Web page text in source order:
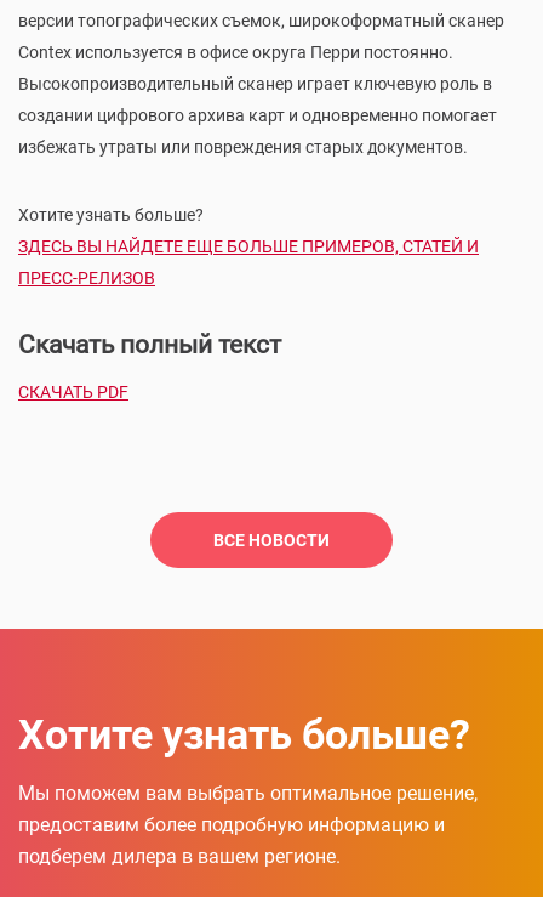
версии топографических съемок, широкоформатный сканер
Contex используется в офисе округа Перри постоянно.
Высокопроизводительный сканер играет ключевую роль в
создании цифрового архива карт и одновременно помогает
избежать утраты или повреждения старых документов.
Хотите узнать больше?
ЗДЕСЬ ВЫ НАЙДЕТЕ ЕЩЕ БОЛЬШЕ ПРИМЕРОВ, СТАТЕЙ И
ПРЕСС-РЕЛИЗОВ
Скачать полный текст
СКАЧАТЬ PDF
ВСЕ НОВОСТИ
Хотите узнать больше?
Мы поможем вам выбрать оптимальное решение,
предоставим более подробную информацию и
подберем дилера в вашем регионе.